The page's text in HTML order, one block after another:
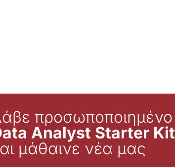
προσωποποιημένο
Analyst Starter Kit
μάθαινε νέα μας